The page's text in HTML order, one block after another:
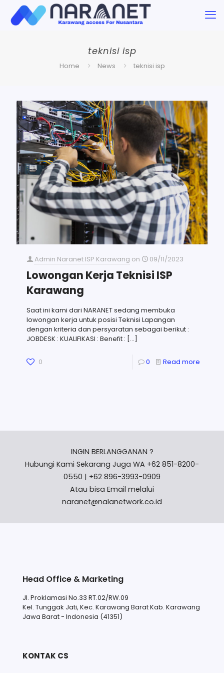
teknisi isp
Home News teknisi isp
Admin Naranet ISP Karawang on 09/11/2023
Lowongan Kerja Teknisi ISP
Karawang
Saat ini kami dari NARANET sedang membuka
lowongan kerja untuk posisi Teknisi Lapangan
dengan kriteria dan persyaratan sebagai berikut :
JOBDESK : KUALIFIKASI : Benefit : […]
0 0 Read more
INGIN BERLANGGANAN ?
Hubungi Kami Sekarang Juga WA +62 851-8200-
0550 | +62 896-3993-0909
Atau bisa Email melalui
naranet@nalanetwork.co.id
Head Office & Marketing
Jl. Proklamasi No.33 RT.02/RW.09
Kel. Tunggak Jati, Kec. Karawang Barat Kab. Karawang
Jawa Barat - Indonesia (41351)
KONTAK CS